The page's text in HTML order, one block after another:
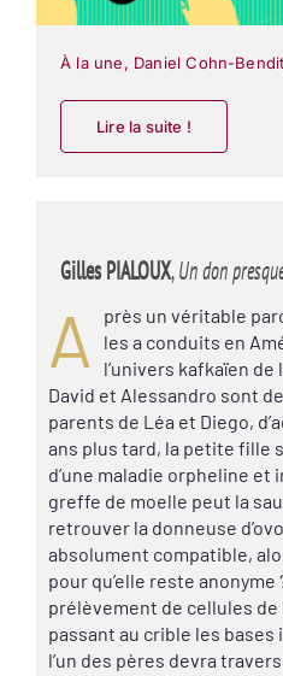
À la une, Daniel Cohn-Bendit
Lire la suite !
Gilles PIALOUX,Un don
A
près un véritable
les a conduits en
l’univers kafkaïen
David et Alessandro sont
parents de Léa et Diego,
ans plus tard, la petite fille
d’une maladie orpheline et
greffe de moelle peut la
retrouver la donneuse
absolument compatible,
pour qu’elle reste anonyme
prélèvement de cellules de
passant au crible les bases
l’un des pères devra